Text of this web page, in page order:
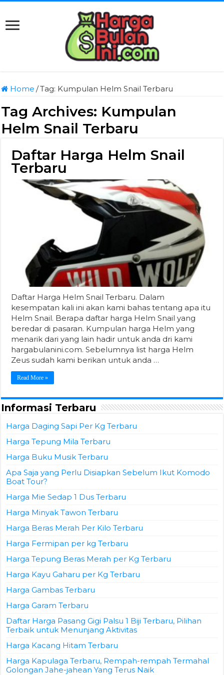
Home /Tag: Kumpulan Helm Snail Terbaru
Tag Archives: Kumpulan
Helm Snail Terbaru
Daftar Harga Helm Snail
Terbaru
Daftar Harga Helm Snail Terbaru. Dalam
kesempatan kali ini akan kami bahas tentang apa itu
Helm Snail. Berapa daftar harga Helm Snail yang
beredar di pasaran. Kumpulan harga Helm yang
menarik dari yang lain hadir untuk anda dri kami
hargabulanini.com. Sebelumnya list harga Helm
Zeus sudah kami berikan untuk anda …
Read More »
Informasi Terbaru
Harga Daging Sapi Per Kg Terbaru
Harga Tepung Mila Terbaru
Harga Buku Musik Terbaru
Apa Saja yang Perlu Disiapkan Sebelum Ikut Komodo
Boat Tour?
Harga Mie Sedap 1 Dus Terbaru
Harga Minyak Tawon Terbaru
Harga Beras Merah Per Kilo Terbaru
Harga Fermipan per kg Terbaru
Harga Tepung Beras Merah per Kg Terbaru
Harga Kayu Gaharu per Kg Terbaru
Harga Gambas Terbaru
Harga Garam Terbaru
Daftar Harga Pasang Gigi Palsu 1 Biji Terbaru, Pilihan
Terbaik untuk Menunjang Aktivitas
Harga Kacang Hitam Terbaru
Harga Kapulaga Terbaru, Rempah-rempah Termahal
Golongan Jahe-jahean Yang Terus Naik